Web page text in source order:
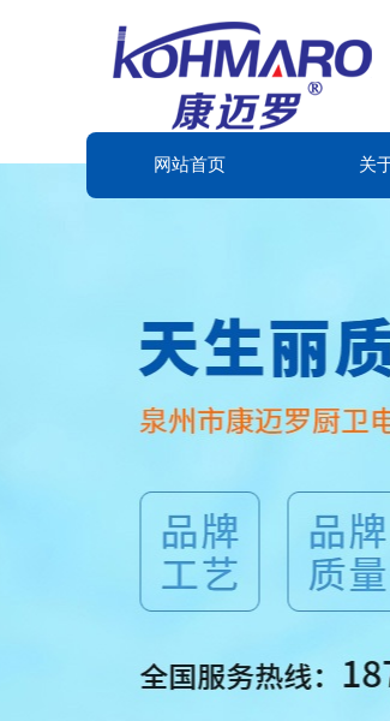
网站首页 关